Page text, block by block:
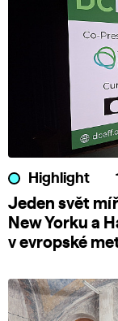
Highlight
Jeden svět
New Yorku a
v evropské